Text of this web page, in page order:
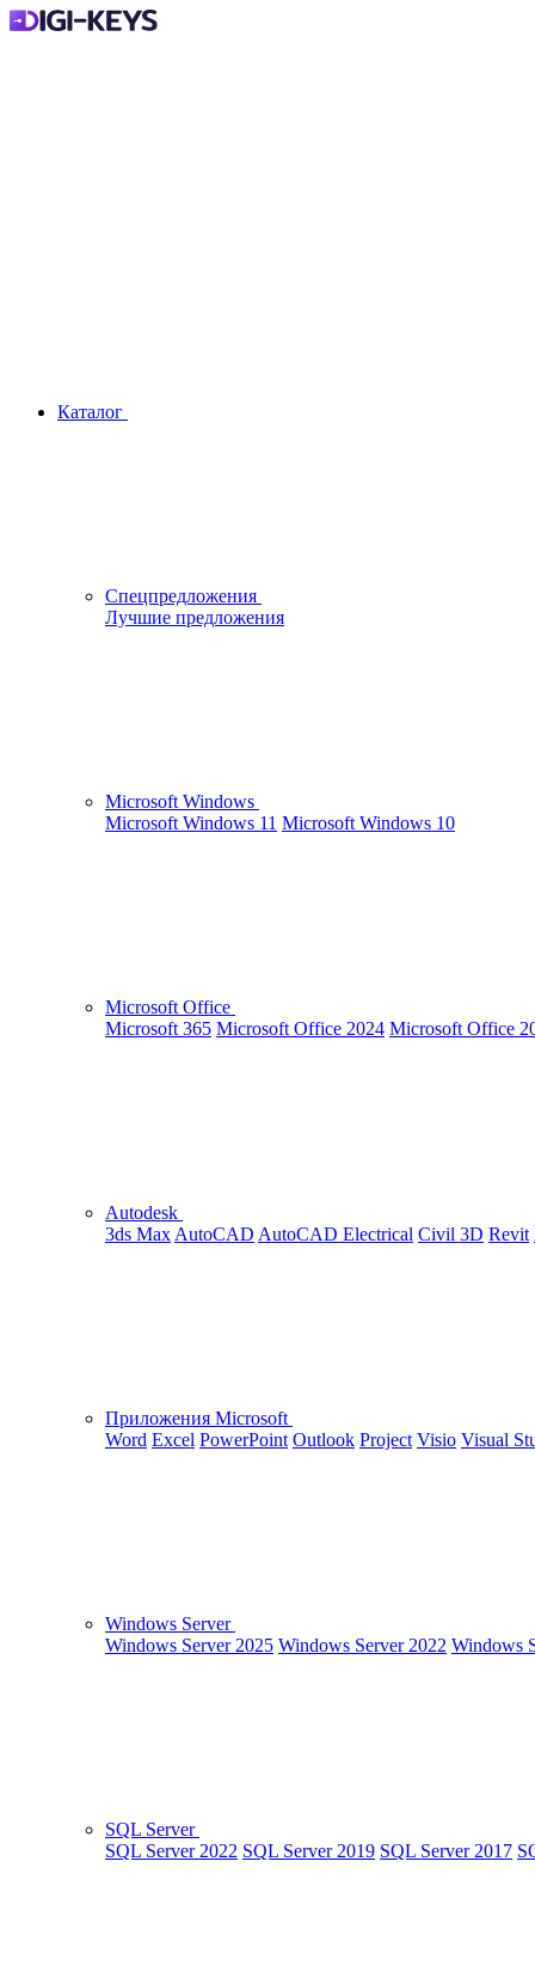
Каталог
Спецпредложения
Лучшие предложения
Microsoft Windows
Microsoft Windows 11 Microsoft Windows 10
Microsoft Office
Microsoft 365 Microsoft Office 2024 Microsoft Office
Autodesk
3ds Max AutoCAD AutoCAD Electrical Civil 3D Revit
Приложения Microsoft
Word Excel PowerPoint Outlook Project Visio Visual
Windows Server
Windows Server 2025 Windows Server 2022 Windows
SQL Server
SQL Server 2022 SQL Server 2019 SQL Server 2017